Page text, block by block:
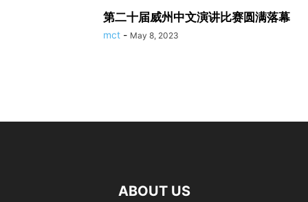
第二十届威州中文演讲比赛圆满落幕
mct - May 8, 2023
ABOUT US